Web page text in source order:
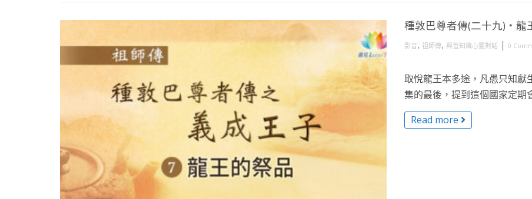
種敦巴尊者傳(二十九)・龍
影音, 祖師傳, 與善知識心靈對話 | 0
取悅龍王本多途，凡愚只知獻
集的最後，提到這個國家定期
Read more